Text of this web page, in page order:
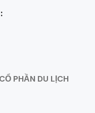
PHẦN DU LỊCH